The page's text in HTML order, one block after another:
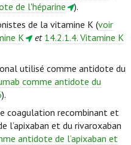
de l'héparine
).
de la vitamine K (voir
K
et 14.2.1.4. Vitamine K
utilisé comme antidote du
comme antidote du
).
coagulation recombinant et
l’apixaban et du rivaroxaban
antidote de l’apixaban et